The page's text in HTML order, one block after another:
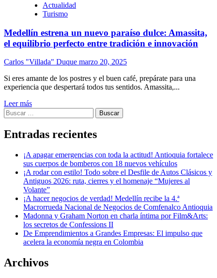
Actualidad
Turismo
Medellín estrena un nuevo paraíso dulce: Amassita,
el equilibrio perfecto entre tradición e innovación
Carlos "Villada" Duque marzo 20, 2025
Si eres amante de los postres y el buen café, prepárate para una
experiencia que despertará todos tus sentidos. Amassita,...
Leer más
Buscar:
Entradas recientes
¡A apagar emergencias con toda la actitud! Antioquia fortalece
sus cuerpos de bomberos con 18 nuevos vehículos
¡A rodar con estilo! Todo sobre el Desfile de Autos Clásicos y
Antiguos 2026: ruta, cierres y el homenaje “Mujeres al
Volante”
¡A hacer negocios de verdad! Medellín recibe la 4.ª
Macrorrueda Nacional de Negocios de Comfenalco Antioquia
Madonna y Graham Norton en charla íntima por Film&Arts:
los secretos de Confessions II
De Emprendimientos a Grandes Empresas: El impulso que
acelera la economía negra en Colombia
Archivos